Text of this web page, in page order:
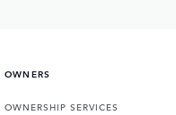
OWNERS
OWNERSHIP SERVICES